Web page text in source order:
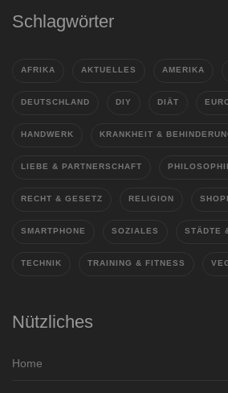
Schlagwörter
AFRIKA AKTUELLES AMERIKA
DEUTSCHLAND DIY DIÄT
HANDWERK KRANKHEIT &
LIEBE & PARTNERSCHAFT
RECHT & GESETZ RELIGION
SMARTPHONE SOZIALES STÄDTE
TECHNIK TRAINING & FITNESS
Nützliches
Home